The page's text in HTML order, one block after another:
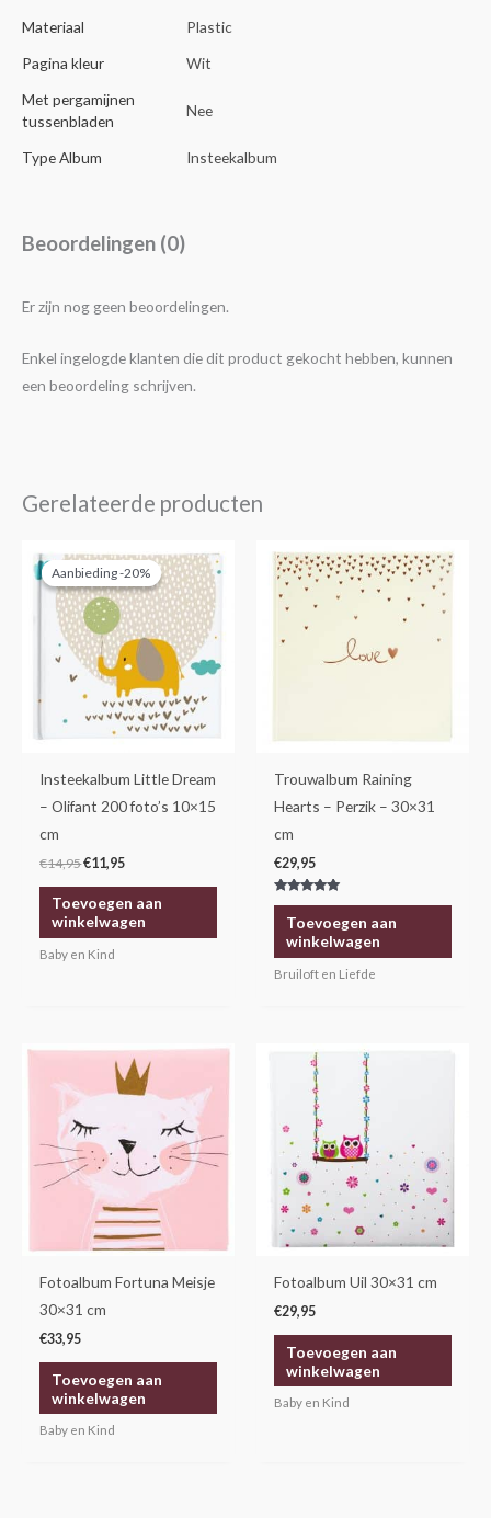
Materiaal
Plastic
Pagina kleur
Wit
Met pergamijnen
tussenbladen
Nee
Type Album Insteekalbum
Beoordelingen (0)
Er zijn nog geen beoordelingen.
Enkel ingelogde klanten die dit product gekocht hebben, kunnen
een beoordeling schrijven.
Gerelateerde producten
Aanbieding -20%
Aanbieding -20%
Insteekalbum Little Dream
– Olifant 200 foto’s 10×15
cm
€14,95
prijs
was:
€14,95.
€11,95
prijs
is:
€11,95.
Toevoegen aan
winkelwagen
Baby en Kind
Trouwalbum Raining
Hearts – Perzik – 30×31
cm
€29,95
Gewaardeerd
5.00
uit 5Toevoegen aan
winkelwagen
Bruiloft en Liefde
Fotoalbum Fortuna Meisje
30×31 cm
€33,95
Toevoegen aan
winkelwagen
Baby en Kind
Fotoalbum Uil 30×31 cm
€29,95
Toevoegen aan
winkelwagen
Baby en Kind